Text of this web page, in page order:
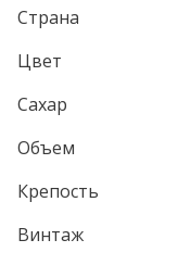
Страна
Цвет
Сахар
Объем
Крепость
Винтаж